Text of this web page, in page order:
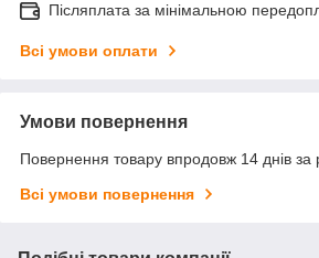
Післяплата за мінімальною
Всі умови оплати
Умови повернення
Повернення товару впродовж 14 днів за
Всі умови повернення